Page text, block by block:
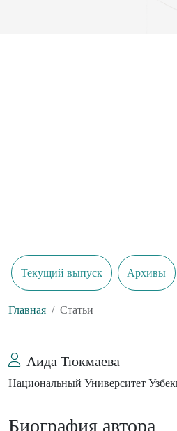
Текущий выпуск Архивы
Главная Статьи
Аида Тюкмаева
Национальный Университет
Биография автора